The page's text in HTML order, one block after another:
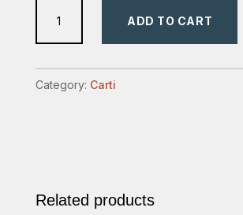
gnostice
ADD TO CART
Category: Carti
Related products